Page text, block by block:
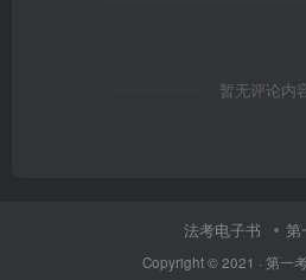
暂无评论内
法考电子书 第
Copyright © 2021 · 第一